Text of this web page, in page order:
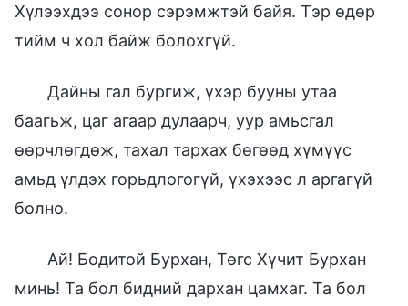
Хүлээхдээ сонор сэрэмжтэй байя. Тэр өдөр
тийм ч хол байж болохгүй.
Дайны гал бургиж, үхэр бууны утаа
баагьж, цаг агаар дулаарч, уур амьсгал
өөрчлөгдөж, тахал тархах бөгөөд хүмүүс
амьд үлдэх горьдлогогүй, үхэхээс л аргагүй
болно.
Ай! Бодитой Бурхан, Төгс Хүчит Бурхан
минь! Та бол бидний дархан цамхаг. Та бол